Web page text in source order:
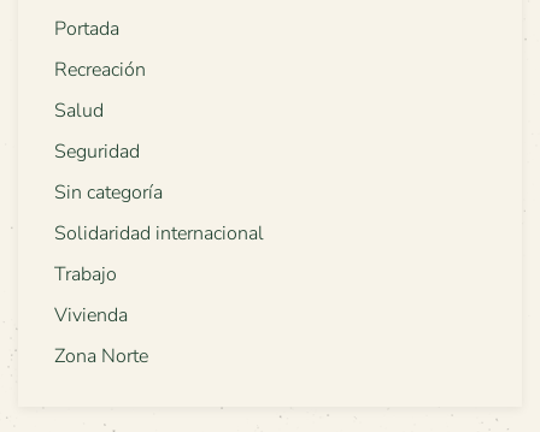
Portada
Recreación
Salud
Seguridad
Sin categoría
Solidaridad internacional
Trabajo
Vivienda
Zona Norte